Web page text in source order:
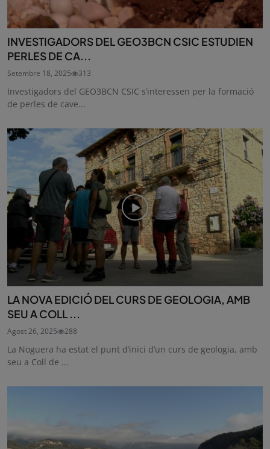
INVESTIGADORS DEL GEO3BCN CSIC ESTUDIEN
PERLES DE CA...
Setembre 18, 2025 313
Investigadors del GEO3BCN CSIC s’interessen per la formació
de perles de cave...
LA NOVA EDICIÓ DEL CURS DE GEOLOGIA, AMB
SEU A COLL ...
Agost 26, 2025 288
La Noguera ha estat el punt d’inici d’un curs de geologia, amb
seu a Coll de ...